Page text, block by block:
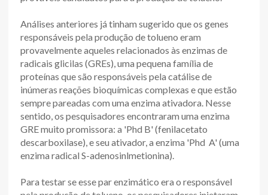
Análises anteriores já tinham sugerido que os genes
responsáveis pela produção de tolueno eram
provavelmente aqueles relacionados às enzimas de
radicais glicilas (GREs), uma pequena família de
proteínas que são responsáveis pela catálise de
inúmeras reações bioquímicas complexas e que estão
sempre pareadas com uma enzima ativadora. Nesse
sentido, os pesquisadores encontraram uma enzima
GRE muito promissora: a 'Phd B' (fenilacetato
descarboxilase), e seu ativador, a enzima 'Phd A' (uma
enzima radical S-adenosinlmetionina).
Para testar se esse par enzimático era o responsável